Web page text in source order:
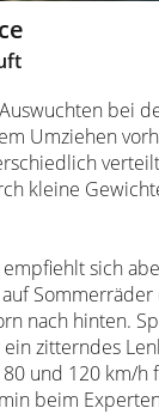
bei
Umziehen
kleine
sich
nach hinten.
zitterndes
und 120 km/h
beim